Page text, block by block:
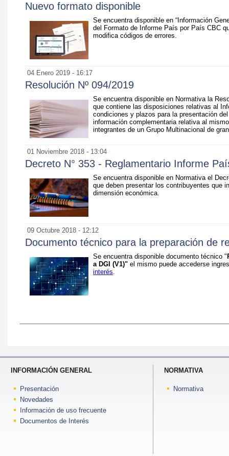
Nuevo formato disponible
Se encuentra disponible en “Información
del Formato de Informe País por País CBC
modifica códigos de errores.
04 Enero 2019 - 16:17
Resolución Nº 094/2019
Se encuentra disponible en Normativa la
que contiene las disposiciones relativas al
condiciones y plazos para la presentación
información complementaria relativa al
integrantes de un Grupo Multinacional de
01 Noviembre 2018 - 13:04
Decreto N° 353 - Reglamentario Informe
Se encuentra disponible en Normativa el
que deben presentar los contribuyentes que
dimensión económica.
09 Octubre 2018 - 12:12
Documento técnico para la preparación de
Se encuentra disponible documento técnico "
a DGI (V1)" el mismo puede accederse
interés.
INFORMACIÓN GENERAL
Presentación
Novedades
Información de uso frecuente
Documentos de Interés
NORMATIVA
Normativa